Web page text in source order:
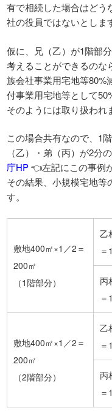
有で相続した場合はどう
社の役員ではないとしま
仮に、兄（乙）が1階部
考えることができるのな
族会社事業用宅地等80%
付事業用宅地等として
そのようには取り扱われ
この場合共有なので、1
（乙）・弟（丙）が2分
庁HP👈左記にこの事例
その結果、小規模宅地等
す。
敷地400㎡×1／2＝
200㎡
（1階部分）
乙
＝
丙
＝
敷地400㎡×1／2＝
200㎡
（2階部分）
乙
＝
丙
＝